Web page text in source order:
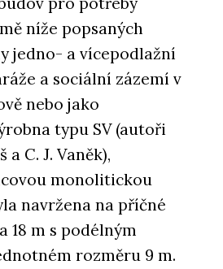
níže popsaných
jedno- a vícepodlažní
a sociální zázemí v
nebo jako
typu SV (autoři
a C. J. Vaněk),
monolitickou
navržena na příčné
18 m s podélným
rozměru 9 m.